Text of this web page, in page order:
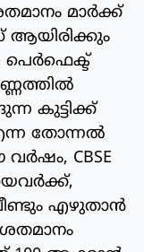
മാർക്ക്
ആയിരിക്കും
കുട്ടിക്ക്
തോന്നൽ
CBSE
എഴുതാൻ